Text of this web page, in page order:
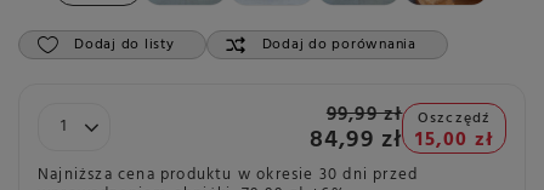
Dodaj do listy Dodaj do porównania
99,99 zł
84,99 zł
Oszczędź
15,00 zł
Najniższa cena produktu w okresie 30 dni przed